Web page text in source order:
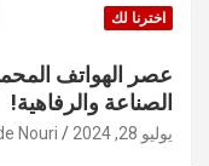
اخترنا لك
عصر الهواتف
الصناعة والرفاهية!
يوليو 28, 2024 Nouri